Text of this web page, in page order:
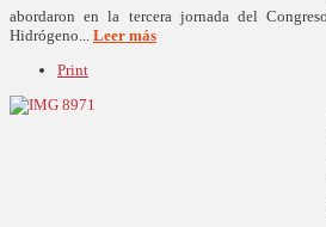
abordaron en la tercera jornada del
Hidrógeno... Leer más
Print